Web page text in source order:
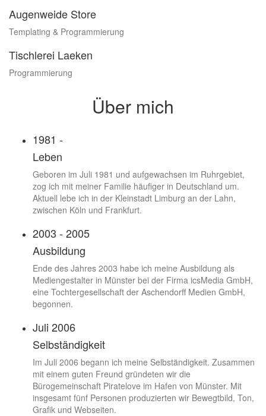
Augenweide Store
Templating & Programmierung
Tischlerei Laeken
Programmierung
Über mich
1981 -
Leben
Geboren im Juli 1981 und aufgewachsen im Ruhrgebiet,
zog ich mit meiner Familie häufiger in Deutschland um.
Aktuell lebe ich in der Kleinstadt Limburg an der Lahn,
zwischen Köln und Frankfurt.
2003 - 2005
Ausbildung
Ende des Jahres 2003 habe ich meine Ausbildung als
Mediengestalter in Münster bei der Firma icsMedia GmbH,
eine Tochtergesellschaft der Aschendorff Medien GmbH,
begonnen.
Juli 2006
Selbständigkeit
Im Juli 2006 begann ich meine Selbständigkeit. Zusammen
mit einem guten Freund gründeten wir die
Bürogemeinschaft Piratelove im Hafen von Münster. Mit
insgesamt fünf Personen produzierten wir Bewegtbild, Ton,
Grafik und Webseiten.